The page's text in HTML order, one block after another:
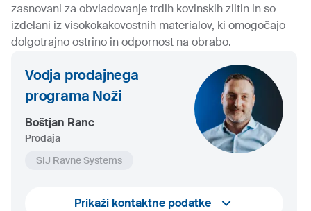
zasnovani za obvladovanje trdih kovinskih zlitin in so
izdelani iz visokokakovostnih materialov, ki omogočajo
dolgotrajno ostrino in odpornost na obrabo.
Vodja prodajnega
programa Noži
Boštjan Ranc
Prodaja
SIJ Ravne Systems
+386 41 312 606
Prikaži kontaktne podatke